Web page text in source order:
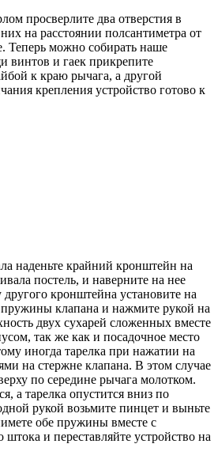
просверлите два отверстия в
на расстоянии полсантиметра от
Теперь можно собирать наше
винтов и гаек прикрепите
к краю рычага, а другой
крепления устройство готово к
наденьте крайний кронштейн на
постель, и наверните на нее
кронштейна установите на
клапана и нажмите рукой на
двух сухарей сложенных вместе
так же как и посадочное место
иногда тарелка при нажатии на
на стержне клапана. В этом случае
по середине рычага молотком.
а тарелка опустится вниз по
рукой возьмите пинцет и выньте
обе пружины вместе с
и переставляйте устройство на